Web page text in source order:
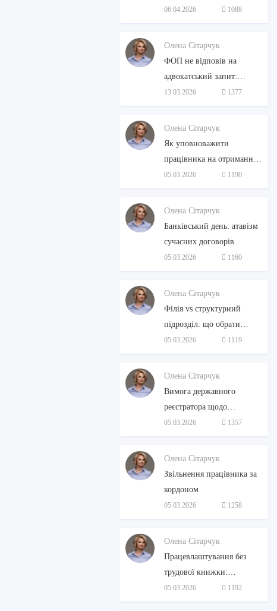
Покрокова інструкція від
адвоката
06.04.2026 1088
Олена Сітарчук
ФОП не відповів на
адвокатський запит:
стратити не можна
помилувати
13.03.2026 1377
Олена Сітарчук
Як уповноважити
працівника на отримання
ТМЦ: три зручні способи
без зайвої бюрократії
05.03.2026 1190
Олена Сітарчук
Банківський день: атавізм
сучасних договорів
05.03.2026 1160
Олена Сітарчук
Філія vs структурний
підрозділ: що обрати
бізнесу
05.03.2026 1119
Олена Сітарчук
Вимога державного
реєстратора щодо
структури власності: як
діяти бізнесу
05.03.2026 1357
Олена Сітарчук
Звільнення працівника за
кордоном
05.03.2026 1258
Олена Сітарчук
Працевлаштування без
трудової книжки:
алгоритм дій для
роботодавця
05.03.2026 1192